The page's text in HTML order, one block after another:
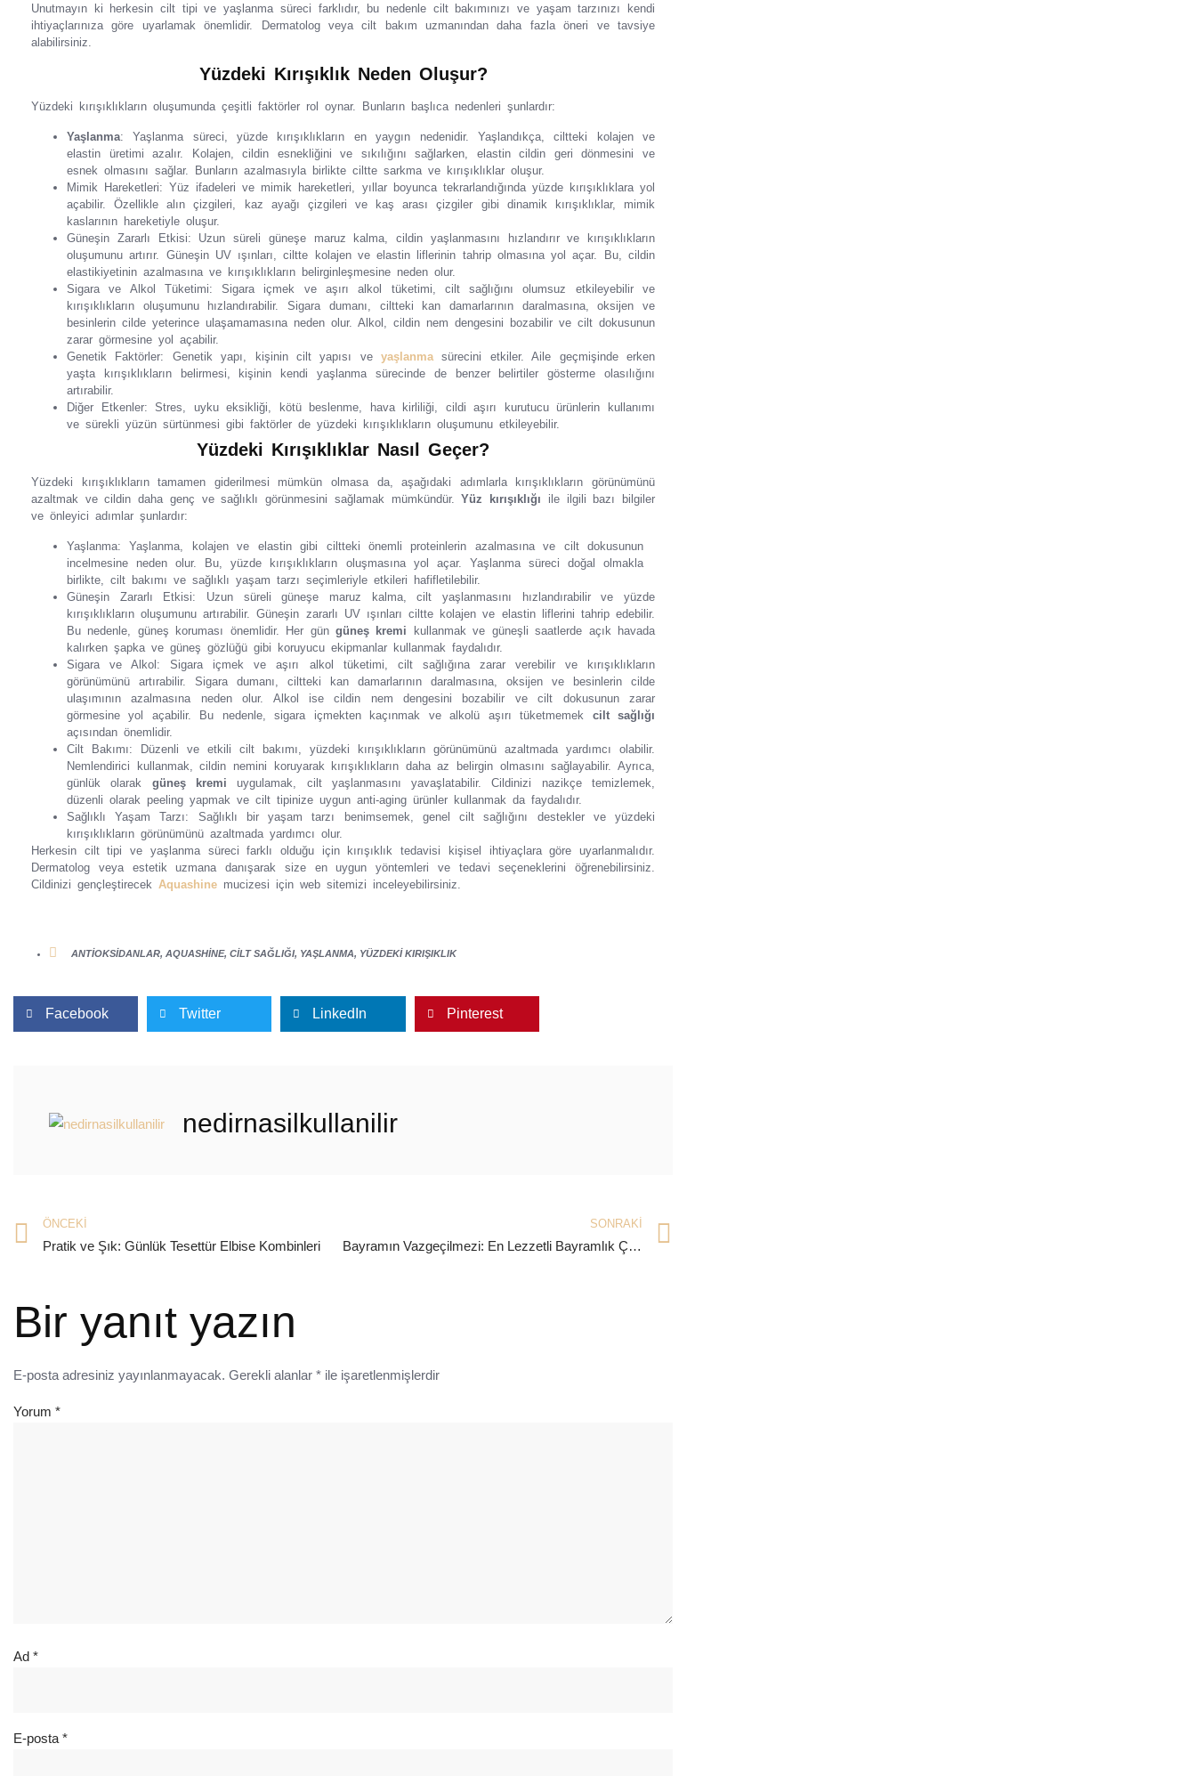
Unutmayın ki herkesin cilt tipi ve yaşlanma süreci farklıdır, bu nedenle cilt bakımınızı ve yaşam tarzınızı kendi
ihtiyaçlarınıza göre uyarlamak önemlidir. Dermatolog veya cilt bakım uzmanından daha fazla öneri ve tavsiye
alabilirsiniz.
Yüzdeki Kırışıklık Neden Oluşur?
Yüzdeki kırışıklıkların oluşumunda çeşitli faktörler rol oynar. Bunların başlıca nedenleri şunlardır:
Yaşlanma: Yaşlanma süreci, yüzde kırışıklıkların en yaygın nedenidir. Yaşlandıkça, ciltteki kolajen ve
elastin üretimi azalır. Kolajen, cildin esnekliğini ve sıkılığını sağlarken, elastin cildin geri dönmesini ve
esnek olmasını sağlar. Bunların azalmasıyla birlikte ciltte sarkma ve kırışıklıklar oluşur.
Mimik Hareketleri: Yüz ifadeleri ve mimik hareketleri, yıllar boyunca tekrarlandığında yüzde kırışıklıklara yol
açabilir. Özellikle alın çizgileri, kaz ayağı çizgileri ve kaş arası çizgiler gibi dinamik kırışıklıklar, mimik
kaslarının hareketiyle oluşur.
Güneşin Zararlı Etkisi: Uzun süreli güneşe maruz kalma, cildin yaşlanmasını hızlandırır ve kırışıklıkların
oluşumunu artırır. Güneşin UV ışınları, ciltte kolajen ve elastin liflerinin tahrip olmasına yol açar. Bu, cildin
elastikiyetinin azalmasına ve kırışıklıkların belirginleşmesine neden olur.
Sigara ve Alkol Tüketimi: Sigara içmek ve aşırı alkol tüketimi, cilt sağlığını olumsuz etkileyebilir ve
kırışıklıkların oluşumunu hızlandırabilir. Sigara dumanı, ciltteki kan damarlarının daralmasına, oksijen ve
besinlerin cilde yeterince ulaşamamasına neden olur. Alkol, cildin nem dengesini bozabilir ve cilt dokusunun
zarar görmesine yol açabilir.
Genetik Faktörler: Genetik yapı, kişinin cilt yapısı ve
yaşlanma sürecini etkiler. Aile geçmişinde erken
yaşta kırışıklıkların belirmesi, kişinin kendi yaşlanma sürecinde de benzer belirtiler gösterme olasılığını
artırabilir.
Diğer Etkenler: Stres, uyku eksikliği, kötü beslenme, hava kirliliği, cildi aşırı kurutucu ürünlerin kullanımı
ve sürekli yüzün sürtünmesi gibi faktörler de yüzdeki kırışıklıkların oluşumunu etkileyebilir.
Yüzdeki Kırışıklıklar Nasıl Geçer?
Yüzdeki kırışıklıkların tamamen giderilmesi mümkün olmasa da, aşağıdaki adımlarla kırışıklıkların görünümünü
azaltmak ve cildin daha genç ve sağlıklı görünmesini sağlamak mümkündür.Yüz kırışıklığı ile ilgili bazı bilgiler
ve önleyici adımlar şunlardır:
Yaşlanma: Yaşlanma, kolajen ve elastin gibi ciltteki önemli proteinlerin azalmasına ve cilt dokusunun
incelmesine neden olur. Bu, yüzde kırışıklıkların oluşmasına yol açar. Yaşlanma süreci doğal olmakla
birlikte, cilt bakımı ve sağlıklı yaşam tarzı seçimleriyle etkileri hafifletilebilir.
Güneşin Zararlı Etkisi: Uzun süreli güneşe maruz kalma, cilt yaşlanmasını hızlandırabilir ve yüzde
kırışıklıkların oluşumunu artırabilir. Güneşin zararlı UV ışınları ciltte kolajen ve elastin liflerini tahrip edebilir.
Bu nedenle, güneş koruması önemlidir. Her gün güneş kremi kullanmak ve güneşli saatlerde açık havada
kalırken şapka ve güneş gözlüğü gibi koruyucu ekipmanlar kullanmak faydalıdır.
Sigara ve Alkol: Sigara içmek ve aşırı alkol tüketimi, cilt sağlığına zarar verebilir ve kırışıklıkların
görünümünü artırabilir. Sigara dumanı, ciltteki kan damarlarının daralmasına, oksijen ve besinlerin cilde
ulaşımının azalmasına neden olur. Alkol ise cildin nem dengesini bozabilir ve cilt dokusunun zarar
görmesine yol açabilir. Bu nedenle, sigara içmekten kaçınmak ve alkolü aşırı tüketmemek cilt sağlığı
açısından önemlidir.
Cilt Bakımı: Düzenli ve etkili cilt bakımı, yüzdeki kırışıklıkların görünümünü azaltmada yardımcı olabilir.
Nemlendirici kullanmak, cildin nemini koruyarak kırışıklıkların daha az belirgin olmasını sağlayabilir. Ayrıca,
günlük olarak güneş kremi uygulamak, cilt yaşlanmasını yavaşlatabilir. Cildinizi nazikçe temizlemek,
düzenli olarak peeling yapmak ve cilt tipinize uygun anti-aging ürünler kullanmak da faydalıdır.
Sağlıklı Yaşam Tarzı: Sağlıklı bir yaşam tarzı benimsemek, genel cilt sağlığını destekler ve yüzdeki
kırışıklıkların görünümünü azaltmada yardımcı olur.
Herkesin cilt tipi ve yaşlanma süreci farklı olduğu için kırışıklık tedavisi kişisel ihtiyaçlara göre uyarlanmalıdır.
Dermatolog veya estetik uzmana danışarak size en uygun yöntemleri ve tedavi seçeneklerini öğrenebilirsiniz.
Cildinizi gençleştirecek Aquashine mucizesi için web sitemizi inceleyebilirsiniz.
ANTIOKSIDANLAR, AQUASHINE, CILT SAĞLIĞI, YAŞLANMA, YÜZDEKI KIRIŞIKLIK
Facebook Twitter LinkedIn Pinterest
nedirnasilkullanilir
ÖNCEKI
Pratik ve Şık: Günlük Tesettür Elbise Kombinleri
SONRAKI
Bayramın Vazgeçilmezi: En Lezzetli Bayramlık Çikolata
Bir yanıt yazın
E-posta adresiniz yayınlanmayacak. Gerekli alanlar * ile işaretlenmişlerdir
Yorum *
Ad *
E-posta *